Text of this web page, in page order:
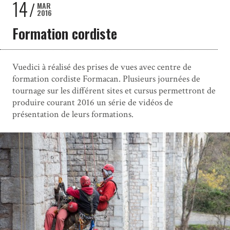
14 MAR
2016
Formation cordiste
Vuedici à réalisé des prises de vues avec centre de
formation cordiste Formacan. Plusieurs journées de
tournage sur les différent sites et cursus permettront de
produire courant 2016 un série de vidéos de
présentation de leurs formations.